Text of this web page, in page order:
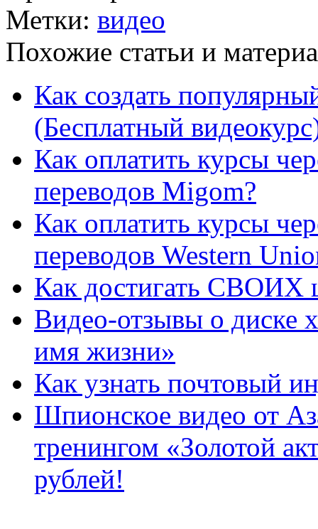
Метки: видео
Похожие статьи и
Как создать
(Бесплатный
Как оплатить курсы
переводов Migom?
Как оплатить курсы
переводов Western
Как достигать СВОИХ
Видео-отзывы о диске
имя жизни»
Как узнать почтовый
Шпионское видео от
тренингом «Золотой
рублей!